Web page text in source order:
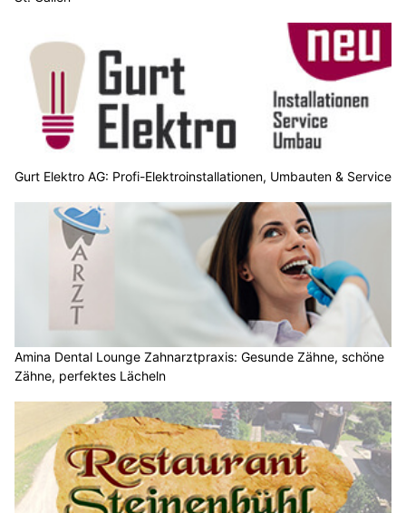
Gurt Elektro AG: Profi-Elektroinstallationen, Umbauten & Service
Amina Dental Lounge Zahnarztpraxis: Gesunde Zähne, schöne
Zähne, perfektes Lächeln